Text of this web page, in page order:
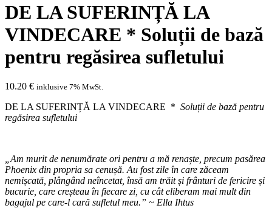
DE LA SUFERINȚĂ LA
VINDECARE * Soluții de bază
pentru regăsirea sufletului
10.20 € inklusive 7% MwSt.
DE LA SUFERINȚĂ LA VINDECARE * Soluții de bază pentru
regăsirea sufletului
„Am murit de nenumărate ori pentru a mă renaște, precum pasărea
Phoenix din propria sa cenușă. Au fost zile în care zăceam
nemișcată, plângând neîncetat, însă am trăit și frânturi de fericire și
bucurie, care creșteau în fiecare zi, cu cât eliberam mai mult din
bagajul pe care-l cară sufletul meu.” ~ Ella Ihtus